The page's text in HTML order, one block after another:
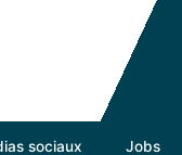
sociaux Jobs